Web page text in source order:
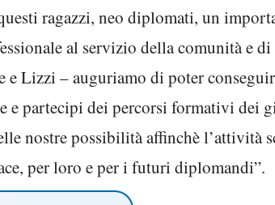
ragazzi, neo diplomati, un
al servizio della comunità e
e Lizzi – auguriamo di poter
e partecipi dei percorsi formativi dei
nostre possibilità affinchè l’attività
per loro e per i futuri diplomandi”.